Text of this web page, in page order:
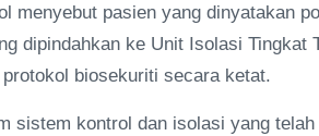
menyebut pasien yang dinyatakan
dipindahkan ke Unit Isolasi Tingkat
biosekuriti secara ketat.
sistem kontrol dan isolasi yang